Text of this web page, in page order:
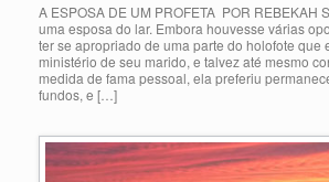
A ESPOSA DE UM PROFETA POR REBEKAH
uma esposa do lar. Embora houvesse várias
ter se apropriado de uma parte do holofote que
ministério de seu marido, e talvez até mesmo
medida de fama pessoal, ela preferiu
fundos, e […]